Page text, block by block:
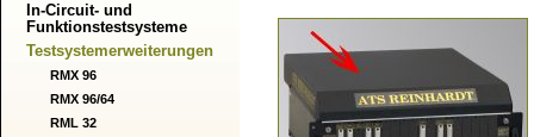
In-Circuit- und
Funktionstestsysteme
Testsystemerweiterungen
RMX 96
RMX 96/64
RML 32